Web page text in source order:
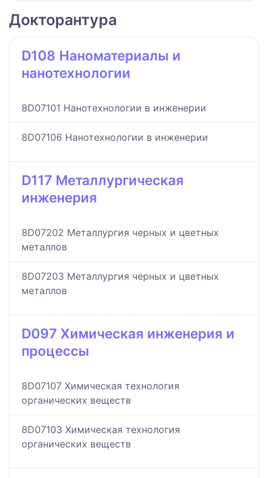
Докторантура
D108 Наноматериалы и
нанотехнологии
8D07101 Нанотехнологии в инженерии
8D07106 Нанотехнологии в инженерии
D117 Металлургическая
инженерия
8D07202 Металлургия черных и цветных
металлов
8D07203 Металлургия черных и цветных
металлов
D097 Химическая инженерия и
процессы
8D07107 Химическая технология
органических веществ
8D07103 Химическая технология
органических веществ